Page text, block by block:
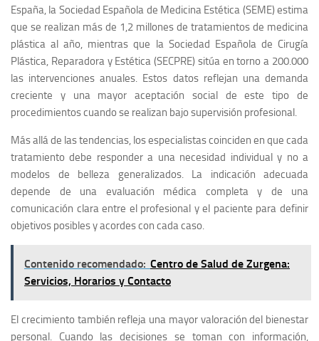
España, la Sociedad Española de Medicina Estética (SEME) estima
que se realizan más de 1,2 millones de tratamientos de medicina
plástica al año, mientras que la Sociedad Española de Cirugía
Plástica, Reparadora y Estética (SECPRE) sitúa en torno a 200.000
las intervenciones anuales. Estos datos reflejan una demanda
creciente y una mayor aceptación social de este tipo de
procedimientos cuando se realizan bajo supervisión profesional.
Más allá de las tendencias, los especialistas coinciden en que cada
tratamiento debe responder a una necesidad individual y no a
modelos de belleza generalizados. La indicación adecuada
depende de una evaluación médica completa y de una
comunicación clara entre el profesional y el paciente para definir
objetivos posibles y acordes con cada caso.
Contenido recomendado: Centro de Salud de Zurgena:
Servicios, Horarios y Contacto
El crecimiento también refleja una mayor valoración del bienestar
personal. Cuando las decisiones se toman con información,